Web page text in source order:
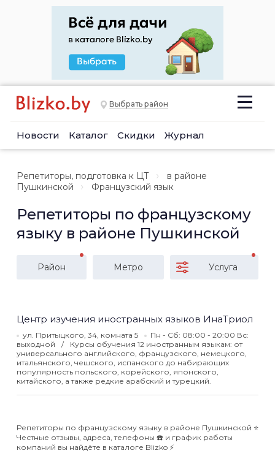
Выбрать район
Новости Каталог Скидки Журнал
Репетиторы, подготовка к ЦТ
в районе
Пушкинской
Французский язык
Репетиторы по французскому
языку в районе Пушкинской
Район Метро Услуга
Центр изучения иностранных языков ИнаТриол
ул. Притыцкого, 34, комната 5
Пн - Сб: 08:00 - 20:00 Вс:
выходной
Курсы обучения 12 иностранным языкам: от
универсального английского, французского, немецкого,
итальянского, чешского, испанского до набирающих
популярность польского, корейского, японского,
китайского, а также редкие арабский и турецкий.
Репетиторы по французскому языку в районе Пушкинской ⭐️
Честные отзывы, адреса, телефоны ☎️ и график работы
компаний вы найдёте в каталоге Blizko ⚡️